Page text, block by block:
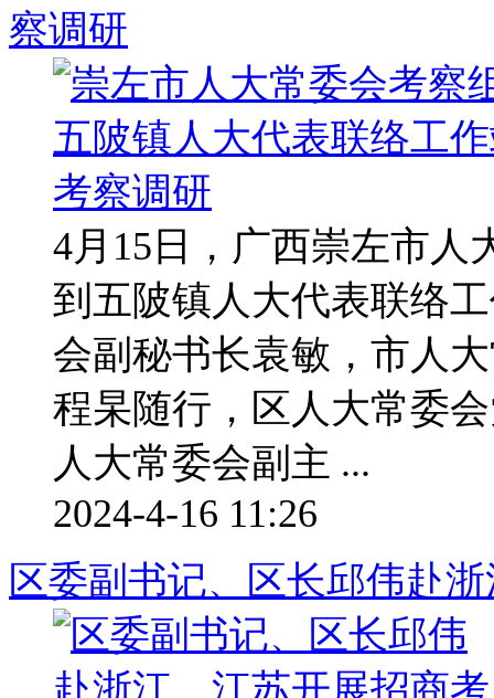
察调研
4月15日，广西崇左市人
到五陂镇人大代表联络
会副秘书长袁敏，市人
程杲随行，区人大常委
人大常委会副主 ...
2024-4-16 11:26
区委副书记、区长邱伟赴